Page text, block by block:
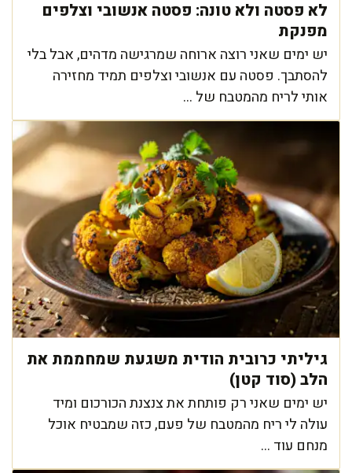
לא פסטה ולא טונה: פסטה אנשובי וצלפים
מפנקת
יש ימים שאני רוצה ארוחה שמרגישה מדהים, אבל בלי
להסתבך. פסטה עם אנשובי וצלפים תמיד מחזירה
אותי לריח מהמטבח של ...
גיליתי כרובית הודית משגעת שמחממת את
הלב (סוד קטן)
יש ימים שאני רק פותחת את צנצנת הכורכום ומיד
עולה לי ריח מהמטבח של פעם, כזה שמבטיח אוכל
מנחם עוד ...